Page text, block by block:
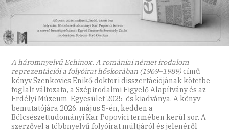
A háromnyelvű Echinox. A romániai német irodalom
reprezentációi a folyóirat hőskorában (1969–1989)című
könyv Szenkovics Enikő doktori disszertációjának kötetbe
foglalt változata, a Szépirodalmi Figyelő Alapítvány és az
Erdélyi Múzeum-Egyesület 2025-ös kiadványa. A könyv
bemutatójára 2026. május 5-én, kedden a
Bölcsészettudományi Kar Popovici termében kerül sor. A
szerzővel a többnyelvű folyóirat múltjáról és jelenéről